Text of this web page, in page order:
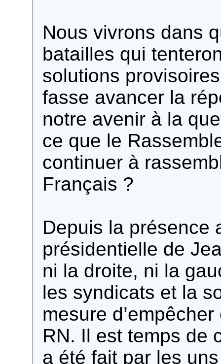
Nous vivrons dans
batailles qui
solutions
fasse avancer la
notre avenir à la
ce que le
continuer à
Français ?
Depuis la présence
présidentielle de
ni la droite, ni la
les syndicats et la
mesure
RN. Il est temps de
a été fait par les